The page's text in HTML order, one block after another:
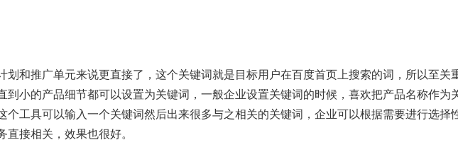
划和推广单元来说更直接了，这个关键词就是目标用户在百度首页上搜索的词，所以至
到小的产品细节都可以设置为关键词，一般企业设置关键词的时候，喜欢把产品名称作为
个工具可以输入一个关键词然后出来很多与之相关的关键词，企业可以根据需要进行选
接相关，效果也很好。